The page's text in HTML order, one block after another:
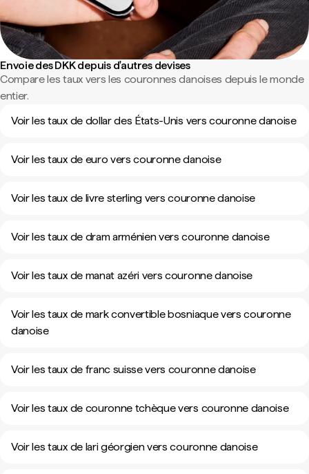
Envoie des DKK depuis d'autres devises
Compare les taux vers les couronnes danoises depuis le monde
entier.
Voir les taux de dollar des États-Unis vers couronne danoise
Voir les taux de euro vers couronne danoise
Voir les taux de livre sterling vers couronne danoise
Voir les taux de dram arménien vers couronne danoise
Voir les taux de manat azéri vers couronne danoise
Voir les taux de mark convertible bosniaque vers couronne
danoise
Voir les taux de franc suisse vers couronne danoise
Voir les taux de couronne tchèque vers couronne danoise
Voir les taux de lari géorgien vers couronne danoise